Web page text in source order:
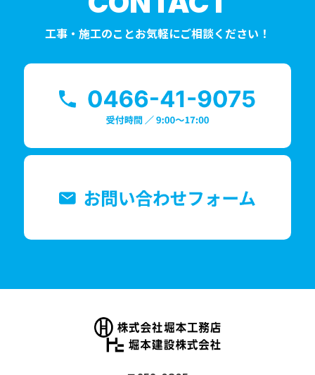
工事・施工のことお気軽にご相談ください！